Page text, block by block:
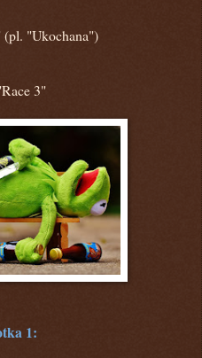
(pl. "Ukochana")
3"
1: